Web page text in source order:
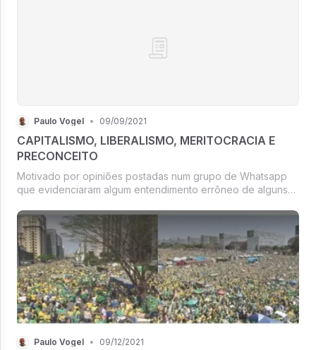
Paulo Vogel • 09/09/2021
CAPITALISMO, LIBERALISMO, MERITOCRACIA E
PRECONCEITO
Motivado por opiniões postadas num grupo de Whatsapp
que evidenciaram algum entendimento errôneo de alguns
contribuição sobre eles.
Paulo Vogel • 09/12/2021